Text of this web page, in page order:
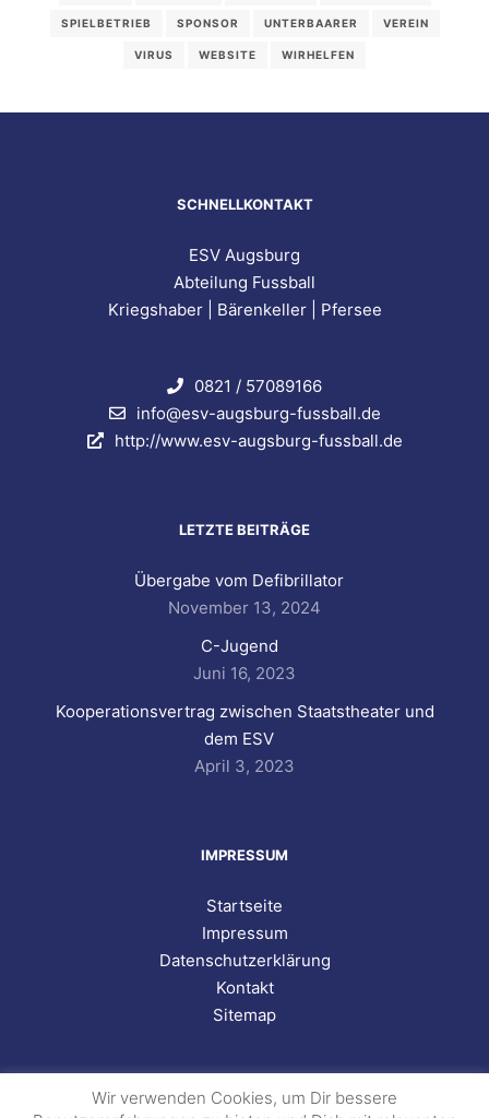
SPIELBETRIEB SPONSOR UNTERBAARER VEREIN
VIRUS WEBSITE WIRHELFEN
SCHNELLKONTAKT
ESV Augsburg
Abteilung Fussball
Kriegshaber | Bärenkeller | Pfersee
0821 / 57089166
info@esv-augsburg-fussball.de
http://www.esv-augsburg-fussball.de
LETZTE BEITRÄGE
Übergabe vom Defibrillator
November 13, 2024
C-Jugend
Juni 16, 2023
Kooperationsvertrag zwischen Staatstheater und
dem ESV
April 3, 2023
IMPRESSUM
Startseite
Impressum
Datenschutzerklärung
Kontakt
Sitemap
Wir verwenden Cookies, um Dir bessere